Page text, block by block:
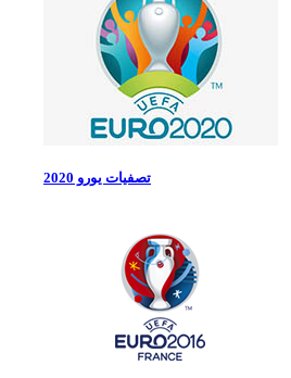
تصفيات يورو 2020